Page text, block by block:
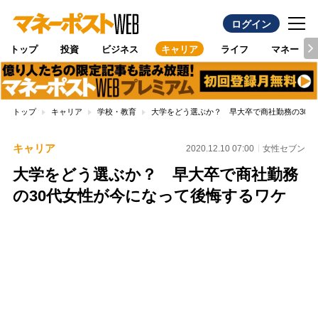
ログイン
トップ 投資 ビジネス キャリア ライフ マネー
トップ キャリア 学校・教育 大学をどう選ぶか？ 早大卒で商社勤務の30代
キャリア 2020.12.10 07:00 女性セブン
大学をどう選ぶか？ 早大卒で商社勤務
の30代女性が今になって後悔するワケ